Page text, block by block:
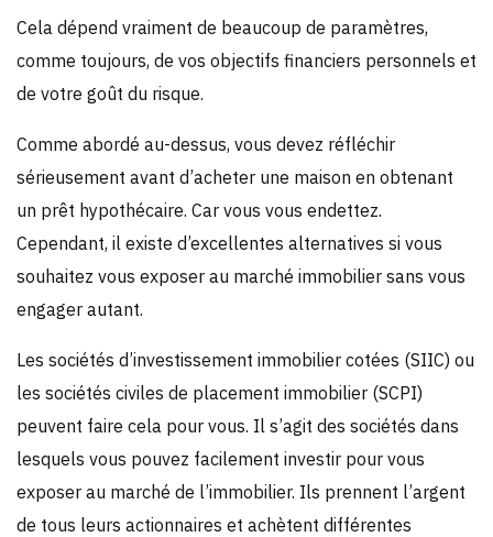
Cela dépend vraiment de beaucoup de paramètres,
comme toujours, de vos objectifs financiers personnels et
de votre goût du risque.
Comme abordé au-dessus, vous devez réfléchir
sérieusement avant d’acheter une maison en obtenant
un prêt hypothécaire. Car vous vous endettez.
Cependant, il existe d’excellentes alternatives si vous
souhaitez vous exposer au marché immobilier sans vous
engager autant.
Les sociétés d’investissement immobilier cotées (SIIC) ou
les sociétés civiles de placement immobilier (SCPI)
peuvent faire cela pour vous. Il s’agit des sociétés dans
lesquels vous pouvez facilement investir pour vous
exposer au marché de l’immobilier. Ils prennent l’argent
de tous leurs actionnaires et achètent différentes